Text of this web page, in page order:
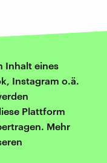
Inhalt eines
Instagram o.ä.
Plattform
Mehr